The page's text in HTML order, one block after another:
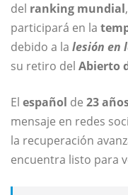
del ranking mundial
participará en la
debido a la lesión en
su retiro del Abierto
El español de 23
mensaje en redes
la recuperación
encuentra listo para